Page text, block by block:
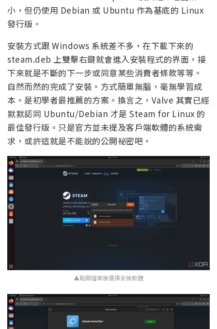
小，但仍使用 Debian 或 Ubuntu 作為基底的 Linux
發行版。
安裝方式跟 Windows 系統差不多，在下載下來的
steam.deb 上雙擊右鍵就會進入安裝程式的界面，接
下來就是不斷的下一步或同意某些消費者條款等等。
自然而然的完成了安裝。方式簡單無腦，毫無學習成
本。是初學者最推薦的方案。換言之，Valve 其實已經
默默認同 Ubuntu/Debian 才是 Steam for Linux 的
最佳發行版。只是官方並未提及客戶端軟體的系統需
求，或許這就是不能說的公開祕密吧。
▲點開檔案後選擇安裝軟體